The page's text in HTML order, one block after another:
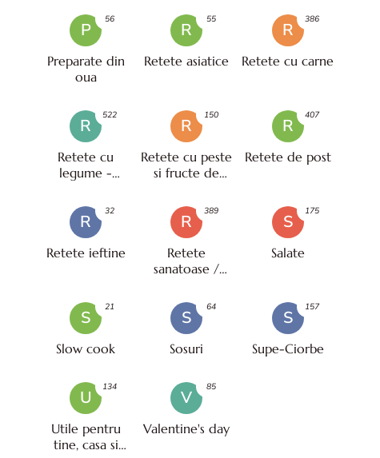
P
Preparate din
oua
56
R
Retete asiatice
55
R
Retete cu carne
386
R
Retete cu
legume -
522
R
Retete cu peste
si fructe de
150
R
Retete de post
407
R
Retete ieftine
32
R
Retete
sanatoase /
389
S
Salate
175
S
Slow cook
21
S
Sosuri
64
S
Supe-Ciorbe
157
U
Utile pentru
tine, casa si
134
V
Valentine's day
85